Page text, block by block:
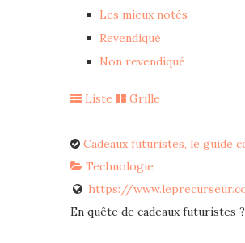
Les mieux notés
Revendiqué
Non revendiqué
Liste Grille
Cadeaux futuristes, le guide
Technologie
https://
En quête de cadeaux futuristes